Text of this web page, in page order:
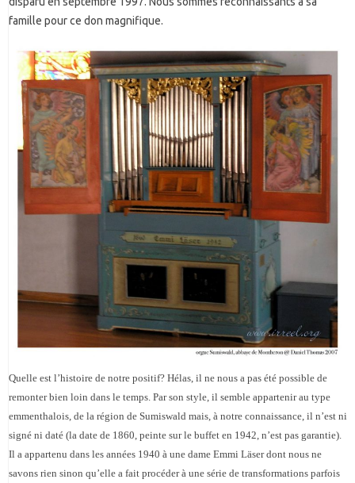
famille pour ce don magnifique.
Quelle est l’histoire de notre positif? Hélas, il ne nous a pas été possible de
remonter bien loin dans le temps. Par son style, il semble appartenir au type
emmenthalois, de la région de Sumiswald mais, à notre connaissance, il n’est ni
signé ni daté (la date de 1860, peinte sur le buffet en 1942, n’est pas garantie).
Il a appartenu dans les années 1940 à une dame Emmi Läser dont nous ne
savons rien sinon qu’elle a fait procéder à une série de transformations parfois